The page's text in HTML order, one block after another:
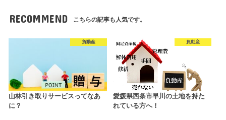
RECOMMEND こちらの記事も人気です。
負動産
山林引き取りサービスってなあ
に？
負動産
愛媛県西条市早川の土地を持た
れている方へ！